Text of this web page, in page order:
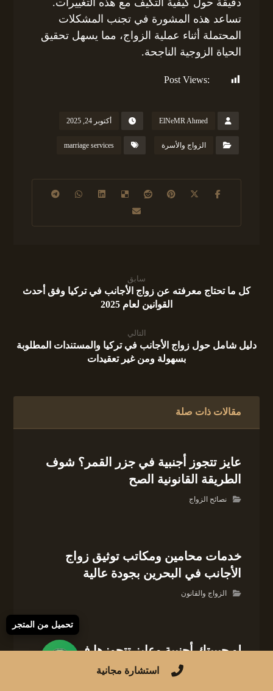
تساعد هذه المشورة في تجنب المشكلات
المحتملة أثناء عملية الزواج، مما يسهل تحقيق
الحياة الزوجية الناجحة.
Post Views:
ElNeMR Ahmed أكتوبر 24, 2025
الزواج والأسرة marriage services
سابق
كل ما تحتاج معرفته عن زواج الأجانب في تركيا وفق أحدث
القوانين لعام 2025
التالي
دليل شامل حول زواج الأجانب في تركيا والمستندات المطلوبة
بسهولة ومن غير تعقيدات
مقالات ذات صلة
عايز تتجوز أجنبية في جزر القمر؟ شوف
الطريقة القانونية الصح
نصائح الزواج
خدمات محامين ومكاتب توثيق زواج
الأجانب في البحرين بجودة عالية
الزواج والقانون
لو حبيبتك أجنبية وعايز تتجوزها في
المغرب، اعرف الشروط هنا!
استشارة مجانية
تحميل من المتجر